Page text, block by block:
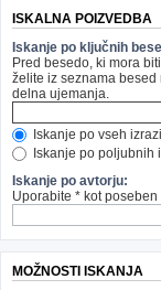
ISKALNA POIZVEDBA
Iskanje po ključnih
Pred besedo, ki mora
želite iz seznama
delna ujemanja.
Iskanje po vseh
Iskanje po poljubnih
Iskanje po avtorju:
Uporabite * kot
MOŽNOSTI ISKANJA